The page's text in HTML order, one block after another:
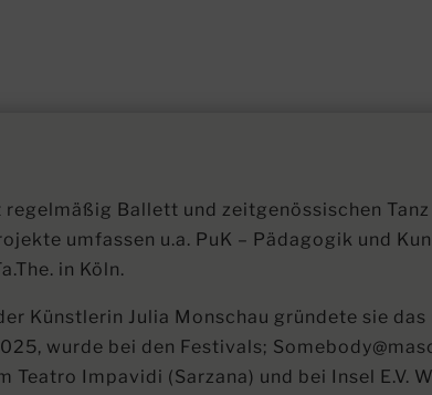
Ballett und zeitgenössischen
umfassen u.a. PuK – Pädagogik und
in Köln.
Künstlerin Julia Monschau gründete sie
wurde bei den Festivals;
Teatro Impavidi (Sarzana) und bei Insel E.V.